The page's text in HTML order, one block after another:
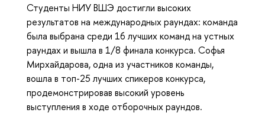
Студенты НИУ ВШЭ достигли высоких
результатов на международных раундах: команда
была выбрана среди 16 лучших команд на устных
раундах и вышла в 1/8 финала конкурса. Софья
Мирхайдарова, одна из участников команды,
вошла в топ-25 лучших спикеров конкурса,
продемонстрировав высокий уровень
выступления в ходе отборочных раундов.